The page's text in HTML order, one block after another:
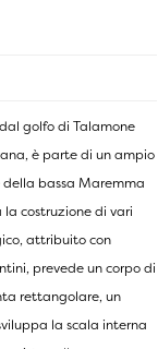
golfo di Talamone
è parte di un ampio
bassa Maremma
costruzione di vari
attribuito con
prevede un corpo di
rettangolare, un
la scala interna